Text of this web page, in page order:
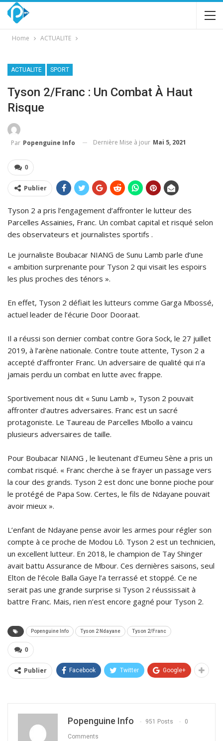
Home ACTUALITE
ACTUALITE SPORT
Tyson 2/Franc : Un Combat À Haut
Risque
Par Popenguine Info Dernière Mise à jour Mai 5, 2021
0
Publier
Tyson 2 a pris l’engagement d’affronter le lutteur des
Parcelles Assainies, Franc. Un combat capital et risqué selon
des observateurs et journalistes sportifs .
Le journaliste Boubacar NIANG de Sunu Lamb parle d’une
« ambition surprenante pour Tyson 2 qui visait les espoirs
les plus proches des ténors ».
En effet, Tyson 2 défiait les lutteurs comme Garga Mbossé,
actuel leader de l’écurie Door Dooraat.
Il a réussi son dernier combat contre Gora Sock, le 27 juillet
2019, à l’arène nationale. Contre toute attente, Tyson 2 a
accepté d’affronter Franc. Un adversaire de qualité qui n’a
jamais perdu un combat en lutte avec frappe.
Sportivement nous dit « Sunu Lamb », Tyson 2 pouvait
affronter d’autres adversaires. Franc est un sacré
protagoniste. Le Taureau de Parcelles Mbollo a vaincu
plusieurs adversaires de taille.
Pour Boubacar NIANG , le lieutenant d’Eumeu Sène a pris un
combat risqué. « Franc cherche à se frayer un passage vers
la cour des grands. Tyson 2 est donc une bonne pioche pour
le protégé de Papa Sow. Certes, le fils de Ndayane pouvait
avoir mieux ».
L’enfant de Ndayane pense avoir les armes pour régler son
compte à ce proche de Modou Lô. Tyson 2 est un technicien,
un excellent lutteur. En 2018, le champion de Tay Shinger
avait battu Assurance de Mbour. Ces dernières saisons, seul
Elton de l’école Balla Gaye l’a terrassé et stoppé. Ce ne
serait pas une grande surprise si Tyson 2 réussissait à
battre Franc. Mais, rien n’est encore gagné pour Tyson 2.
Popenguine Info Tyson 2 Ndayane Tyson 2/Franc
0
Publier Facebook Twitter Google+
Popenguine Info 951 Posts 0
Comments